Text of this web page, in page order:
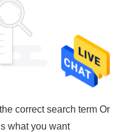
correct search term Or
what you want